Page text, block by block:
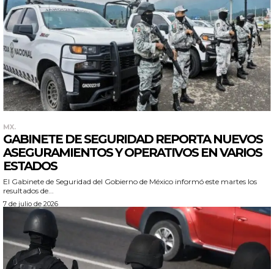
MX.
GABINETE DE SEGURIDAD REPORTA NUEVOS
ASEGURAMIENTOS Y OPERATIVOS EN VARIOS
ESTADOS
El Gabinete de Seguridad del Gobierno de México informó este martes los
resultados de...
7 de julio de 2026